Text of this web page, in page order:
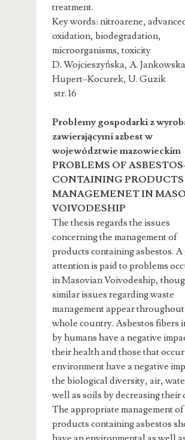
treatment.
Key words: nitroarene,
oxidation, biodegradation,
microorganisms, toxicity
D. Wojcieszyńska, A.
Hupert–Kocurek, U.
str. 16
Problemy gospodarki z
zawierającymi azbest w
województwie mazowieckim
PROBLEMS OF
CONTAINING PRODUCTS
MANAGEMENET IN
VOIVODESHIP
The thesis regards the issues
concerning the management of
products containing asbestos. A
attention is paid to problems
in Masovian Voivodeship,
similar issues regarding waste
management appear
whole country. Asbestos fibers
by humans have a negative
their health and those that
environment have a negative
the biological diversity, air,
well as soils by decreasing their
The appropriate management of
products containing asbestos